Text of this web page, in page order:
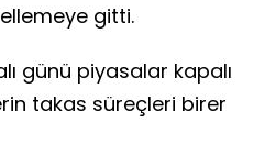
gitti.
günü piyasalar kapalı
takas süreçleri birer